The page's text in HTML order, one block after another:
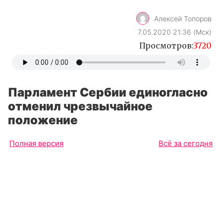
Алексей Топоров
7.05.2020 21:36 (Мск)
Просмотров:3720
Парламент Сербии единогласно
отменил чрезвычайное
положение
Полная версия Всё за сегодня